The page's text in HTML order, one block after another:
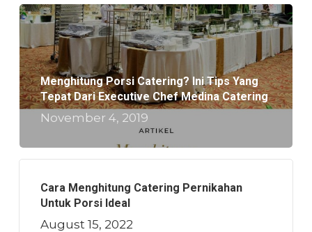
Menghitung Porsi Catering? Ini Tips Yang
Tepat Dari Executive Chef Medina Catering
November 4, 2019
Cara Menghitung Catering Pernikahan
Untuk Porsi Ideal
August 15, 2022